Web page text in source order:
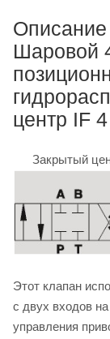
Шаровой
центр IF
Этот клапан
с двух входов
управления